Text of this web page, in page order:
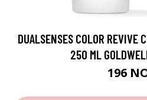
DUALSENSES COLOR REVIVE
250 ML
196